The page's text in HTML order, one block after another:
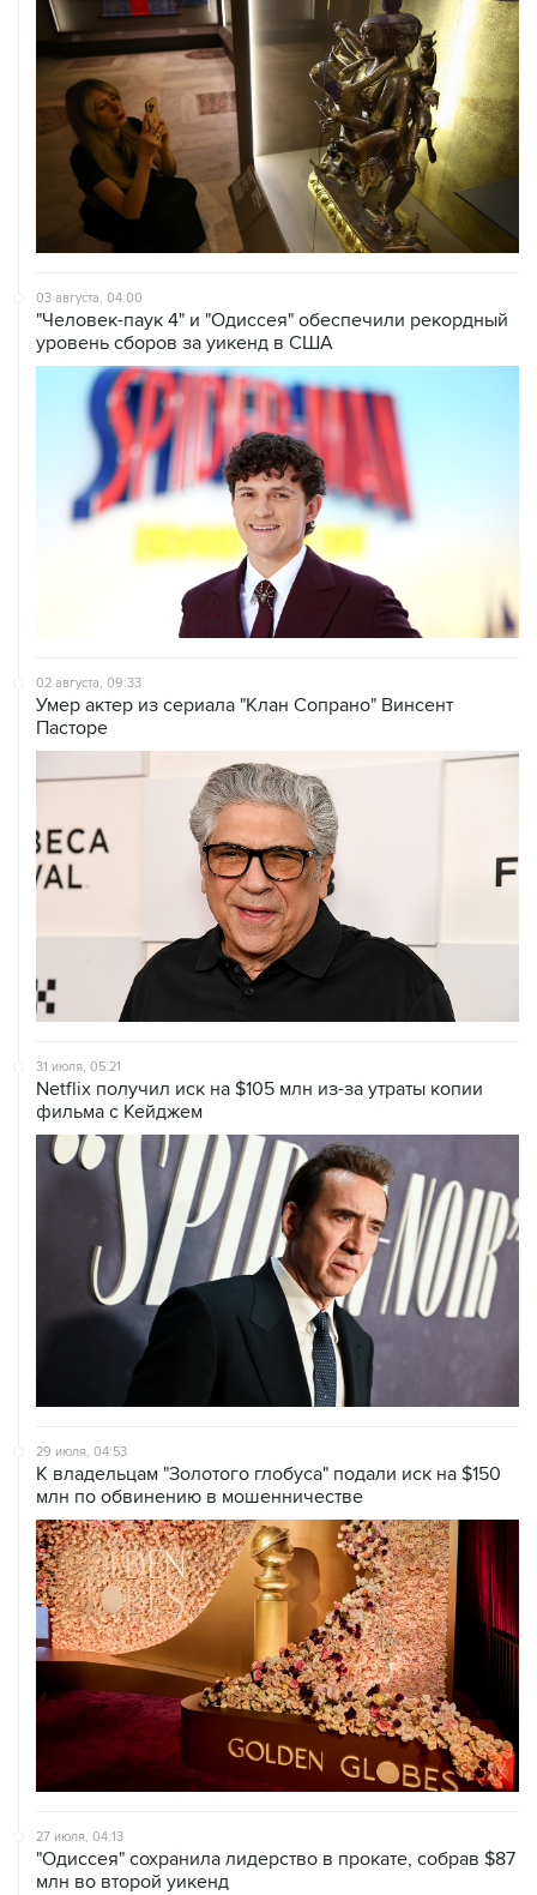
03 августа, 04:00
"Человек-паук 4" и "Одиссея" обеспечили рекордный
уровень сборов за уикенд в США
02 августа, 09:33
Умер актер из сериала "Клан Сопрано" Винсент
Пасторе
31 июля, 05:21
Netflix получил иск на $105 млн из-за утраты копии
фильма с Кейджем
29 июля, 04:53
К владельцам "Золотого глобуса" подали иск на $150
млн по обвинению в мошенничестве
27 июля, 04:13
"Одиссея" сохранила лидерство в прокате, собрав $87
млн во второй уикенд